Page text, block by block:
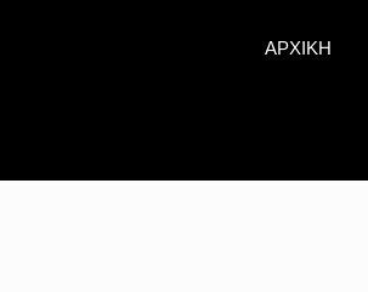
ΑΡΧΙΚΗ